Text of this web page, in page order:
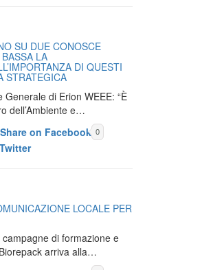
SU DUE CONOSCE
LA
DI QUESTI
STRATEGICA
di Erion WEEE: “È
dell’Ambiente e…
0
LOCALE PER
di formazione e
arriva alla…